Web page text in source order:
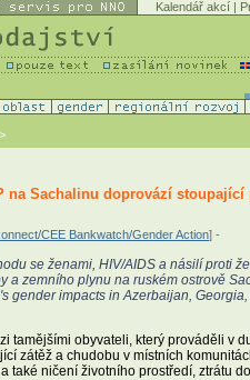
Kalendář akcí |
na Sachalinu doprovází
CEE Bankwatch/Gender Action] -
se ženami, HIV/AIDS a násilí proti
a zemního plynu na ruském ostrově
gender impacts in Azerbaijan,
tamějšími obyvateli, který prováděli v
zátěž a chudobu v místních
také ničení životního prostředí, ztrátu